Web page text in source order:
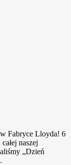
Fabryce Lloyda! 6
naszej
„Dzień